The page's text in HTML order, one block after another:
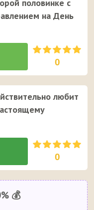
половинке с
на День
0
любит
0
💰